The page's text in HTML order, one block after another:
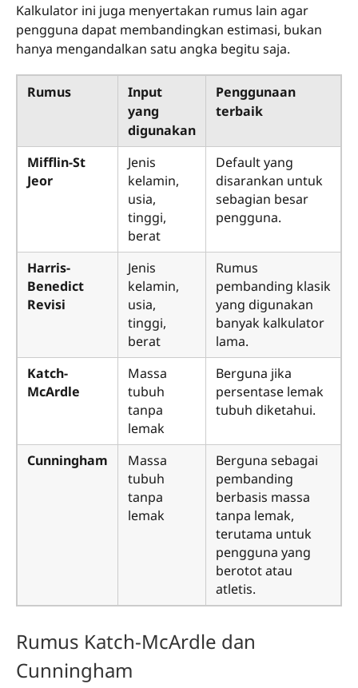
Kalkulator ini juga menyertakan rumus lain agar
pengguna dapat membandingkan estimasi, bukan
hanya mengandalkan satu angka begitu saja.
Rumus
Input
yang
digunakan
Penggunaan
terbaik
Mifflin-St
Jeor
Jenis
kelamin,
usia,
tinggi,
berat
Default yang
disarankan untuk
sebagian besar
pengguna.
Harris-
Benedict
Revisi
Jenis
kelamin,
usia,
tinggi,
berat
Rumus
pembanding klasik
yang digunakan
banyak kalkulator
lama.
Katch-
McArdle
Massa
tubuh
tanpa
lemak
Berguna jika
persentase lemak
tubuh diketahui.
Cunningham
Massa
tubuh
tanpa
lemak
Berguna sebagai
pembanding
berbasis massa
tanpa lemak,
terutama untuk
pengguna yang
berotot atau
atletis.
Rumus Katch-McArdle dan
Cunningham